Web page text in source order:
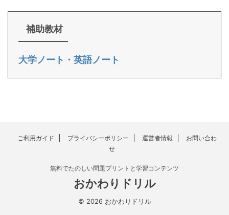
補助教材
大学ノート・英語ノート
ご利用ガイド プライバシーポリシー 運営者情報
お問い合わ
せ
無料でたのしい問題プリントと学習コンテンツ
おかわりドリル
© 2026 おかわりドリル